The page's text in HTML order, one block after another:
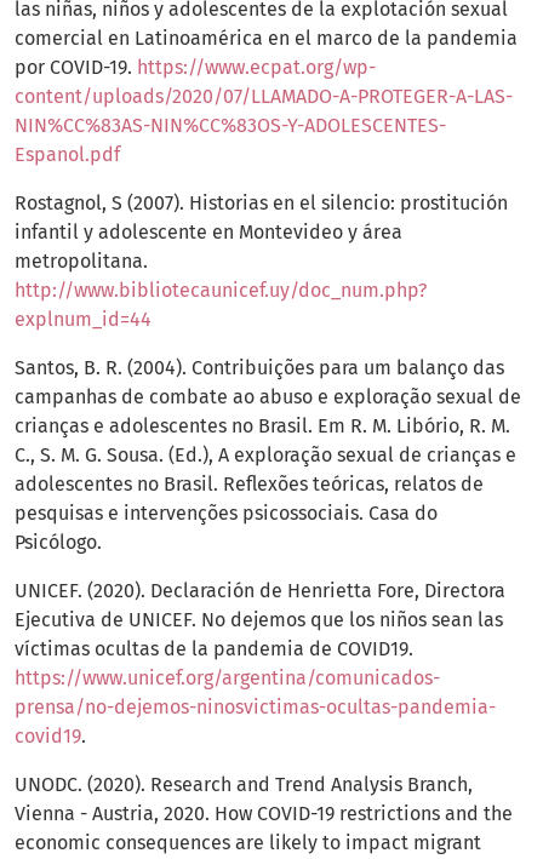
las niñas, niños y adolescentes de la explotación sexual
comercial en Latinoamérica en el marco de la pandemia
por COVID-19. https://www.ecpat.org/wp-
content/uploads/2020/07/LLAMADO-A-PROTEGER-A-LAS-
NIN%CC%83AS-NIN%CC%83OS-Y-ADOLESCENTES-
Espanol.pdf
Rostagnol, S (2007). Historias en el silencio: prostitución
infantil y adolescente en Montevideo y área
metropolitana.
http://www.bibliotecaunicef.uy/doc_num.php?
explnum_id=44
Santos, B. R. (2004). Contribuições para um balanço das
campanhas de combate ao abuso e exploração sexual de
crianças e adolescentes no Brasil. Em R. M. Libório, R. M.
C., S. M. G. Sousa. (Ed.), A exploração sexual de crianças e
adolescentes no Brasil. Reflexões teóricas, relatos de
pesquisas e intervenções psicossociais. Casa do
Psicólogo.
UNICEF. (2020). Declaración de Henrietta Fore, Directora
Ejecutiva de UNICEF. No dejemos que los niños sean las
víctimas ocultas de la pandemia de COVID19.
https://www.unicef.org/argentina/comunicados-
prensa/no-dejemos-ninosvictimas-ocultas-pandemia-
covid19.
UNODC. (2020). Research and Trend Analysis Branch,
Vienna - Austria, 2020. How COVID-19 restrictions and the
economic consequences are likely to impact migrant